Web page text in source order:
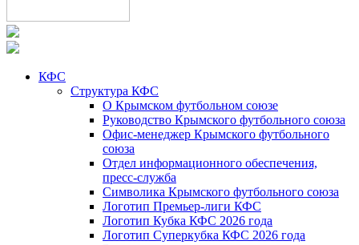
КФС
Структура КФС
О Крымском футбольном союзе
Руководство Крымского футбольного союза
Офис-менеджер Крымского футбольного
союза
Отдел информационного обеспечения,
пресс-служба
Символика Крымского футбольного союза
Логотип Премьер-лиги КФС
Логотип Кубка КФС 2026 года
Логотип Суперкубка КФС 2026 года